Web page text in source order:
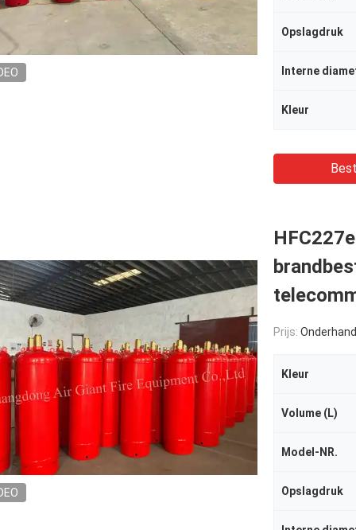
Opslagdruk
Interne
Kleur
Prijs:
Kleur
Volume (L)
Model-NR.
Opslagdruk